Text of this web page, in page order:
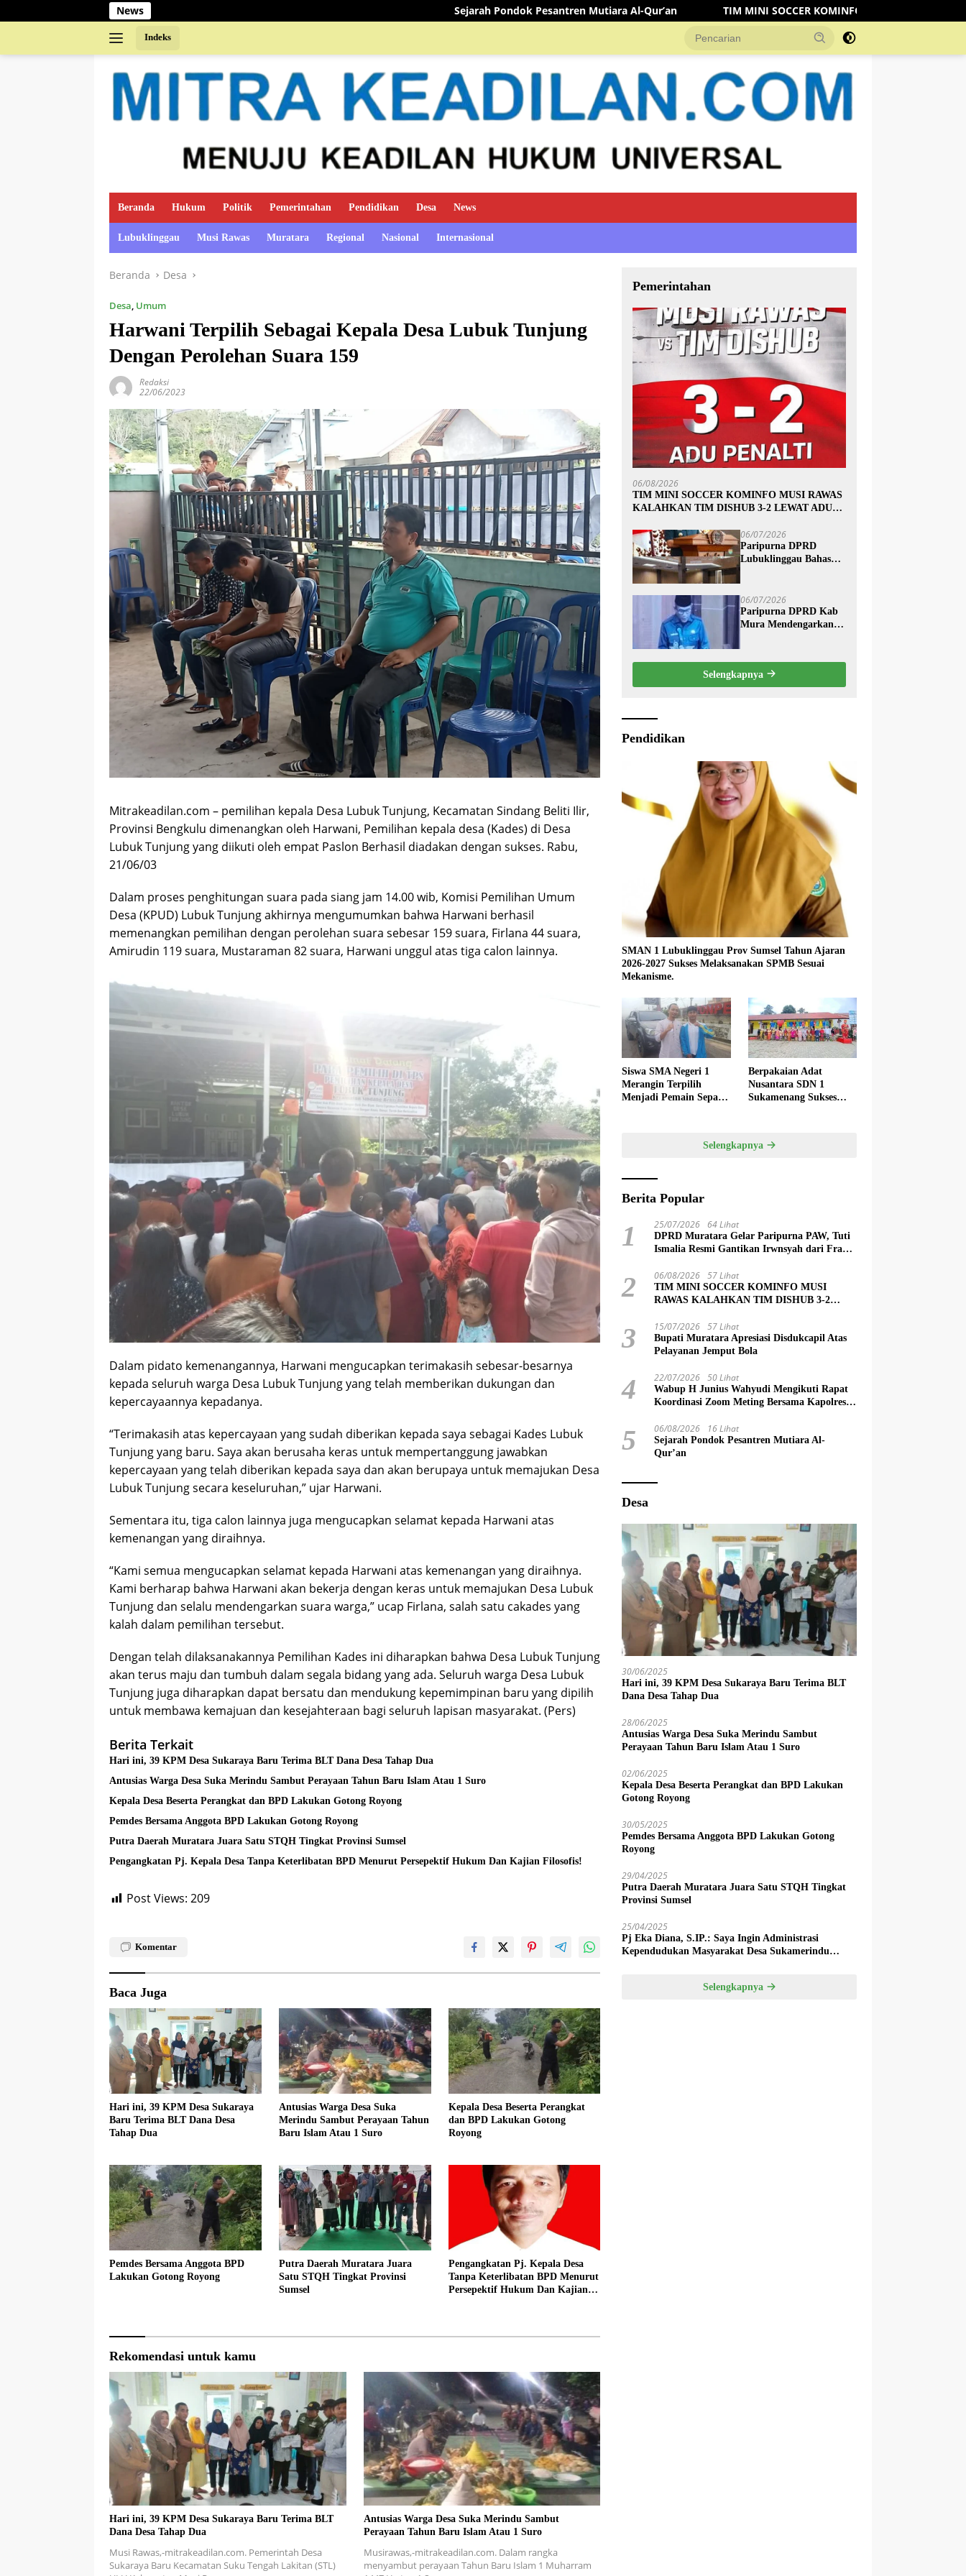
ke
News Sejarah Pondok Pesantren Mutiara Al-Qur’an TIM MINI SOCCER KOMINFO MUSI RAWAS KALAHKAN TIM DISHUB 3-2
Indeks
Beranda Hukum Politik Pemerintahan Pendidikan Desa News
Lubuklinggau Musi Rawas Muratara Regional Nasional Internasional
Beranda Desa
Desa, Umum
Harwani Terpilih Sebagai Kepala Desa Lubuk Tunjung
Dengan Perolehan Suara 159
Redaksi
22/06/2023
Mitrakeadilan.com – pemilihan kepala Desa Lubuk Tunjung, Kecamatan Sindang Beliti Ilir,
Provinsi Bengkulu dimenangkan oleh Harwani, Pemilihan kepala desa (Kades) di Desa
Lubuk Tunjung yang diikuti oleh empat Paslon Berhasil diadakan dengan sukses. Rabu,
21/06/03
Dalam proses penghitungan suara pada siang jam 14.00 wib, Komisi Pemilihan Umum
Desa (KPUD) Lubuk Tunjung akhirnya mengumumkan bahwa Harwani berhasil
memenangkan pemilihan dengan perolehan suara sebesar 159 suara, Firlana 44 suara,
Amirudin 119 suara, Mustaraman 82 suara, Harwani unggul atas tiga calon lainnya.
Dalam pidato kemenangannya, Harwani mengucapkan terimakasih sebesar-besarnya
kepada seluruh warga Desa Lubuk Tunjung yang telah memberikan dukungan dan
kepercayaannya kepadanya.
“Terimakasih atas kepercayaan yang sudah diberikan kepada saya sebagai Kades Lubuk
Tunjung yang baru. Saya akan berusaha keras untuk mempertanggung jawabkan
kepercayaan yang telah diberikan kepada saya dan akan berupaya untuk memajukan Desa
Lubuk Tunjung secara keseluruhan,” ujar Harwani.
Sementara itu, tiga calon lainnya juga mengucapkan selamat kepada Harwani atas
kemenangan yang diraihnya.
“Kami semua mengucapkan selamat kepada Harwani atas kemenangan yang diraihnya.
Kami berharap bahwa Harwani akan bekerja dengan keras untuk memajukan Desa Lubuk
Tunjung dan selalu mendengarkan suara warga,” ucap Firlana, salah satu cakades yang
kalah dalam pemilihan tersebut.
Dengan telah dilaksanakannya Pemilihan Kades ini diharapkan bahwa Desa Lubuk Tunjung
akan terus maju dan tumbuh dalam segala bidang yang ada. Seluruh warga Desa Lubuk
Tunjung juga diharapkan dapat bersatu dan mendukung kepemimpinan baru yang dipilih
untuk membawa kemajuan dan kesejahteraan bagi seluruh lapisan masyarakat. (Pers)
Berita Terkait
Hari ini, 39 KPM Desa Sukaraya Baru Terima BLT Dana Desa Tahap Dua
Antusias Warga Desa Suka Merindu Sambut Perayaan Tahun Baru Islam Atau 1 Suro
Kepala Desa Beserta Perangkat dan BPD Lakukan Gotong Royong
Pemdes Bersama Anggota BPD Lakukan Gotong Royong
Putra Daerah Muratara Juara Satu STQH Tingkat Provinsi Sumsel
Pengangkatan Pj. Kepala Desa Tanpa Keterlibatan BPD Menurut Persepektif Hukum Dan Kajian Filosofis!
Post Views: 209
Komentar
Baca Juga
Hari ini, 39 KPM Desa Sukaraya
Baru Terima BLT Dana Desa
Tahap Dua
Antusias Warga Desa Suka
Merindu Sambut Perayaan Tahun
Baru Islam Atau 1 Suro
Kepala Desa Beserta Perangkat
dan BPD Lakukan Gotong
Royong
Pemdes Bersama Anggota BPD
Lakukan Gotong Royong
Putra Daerah Muratara Juara
Satu STQH Tingkat Provinsi
Sumsel
Pengangkatan Pj. Kepala Desa
Tanpa Keterlibatan BPD Menurut
Persepektif Hukum Dan Kajian
Rekomendasi untuk kamu
Hari ini, 39 KPM Desa Sukaraya Baru Terima BLT
Dana Desa Tahap Dua
Musi Rawas,-mitrakeadilan.com. Pemerintah Desa
Sukaraya Baru Kecamatan Suku Tengah Lakitan (STL)
Antusias Warga Desa Suka Merindu Sambut
Perayaan Tahun Baru Islam Atau 1 Suro
Musirawas,-mitrakeadilan.com. Dalam rangka
menyambut perayaan Tahun Baru Islam 1 Muharram
Pemerintahan
06/08/2026
TIM MINI SOCCER KOMINFO MUSI RAWAS
KALAHKAN TIM DISHUB 3-2 LEWAT ADU
06/07/2026
Paripurna DPRD
Lubuklinggau Bahas
Sampaikan Jawaban
Eksekutif
06/07/2026
Paripurna DPRD Kab
Mura Mendengarkan
Raperda Tentang
Pertanggungjawaban
APBD Kabupaten Musi
Selengkapnya
Pendidikan
SMAN 1 Lubuklinggau Prov Sumsel Tahun Ajaran
2026-2027 Sukses Melaksanakan SPMB Sesuai
Mekanisme.
Siswa SMA Negeri 1
Merangin Terpilih
Menjadi Pemain Sepak
Berpakaian Adat
Nusantara SDN 1
Sukamenang Sukses
Selengkapnya
Berita Popular
1 25/07/2026 64 Lihat
DPRD Muratara Gelar Paripurna PAW, Tuti
Ismalia Resmi Gantikan Irwnsyah dari Fraksi
2 06/08/2026 57 Lihat
TIM MINI SOCCER KOMINFO MUSI
RAWAS KALAHKAN TIM DISHUB 3-2
3 15/07/2026 57 Lihat
Bupati Muratara Apresiasi Disdukcapil Atas
Pelayanan Jemput Bola
4 22/07/2026 50 Lihat
Wabup H Junius Wahyudi Mengikuti Rapat
Koordinasi Zoom Meting Bersama Kapolres
5 06/08/2026 16 Lihat
Sejarah Pondok Pesantren Mutiara Al-
Qur’an
Desa
30/06/2025
Hari ini, 39 KPM Desa Sukaraya Baru Terima BLT
Dana Desa Tahap Dua
28/06/2025
Antusias Warga Desa Suka Merindu Sambut
Perayaan Tahun Baru Islam Atau 1 Suro
02/06/2025
Kepala Desa Beserta Perangkat dan BPD Lakukan
Gotong Royong
30/05/2025
Pemdes Bersama Anggota BPD Lakukan Gotong
Royong
29/04/2025
Putra Daerah Muratara Juara Satu STQH Tingkat
Provinsi Sumsel
25/04/2025
Pj Eka Diana, S.IP.: Saya Ingin Administrasi
Kependudukan Masyarakat Desa Sukamerindu
Selengkapnya